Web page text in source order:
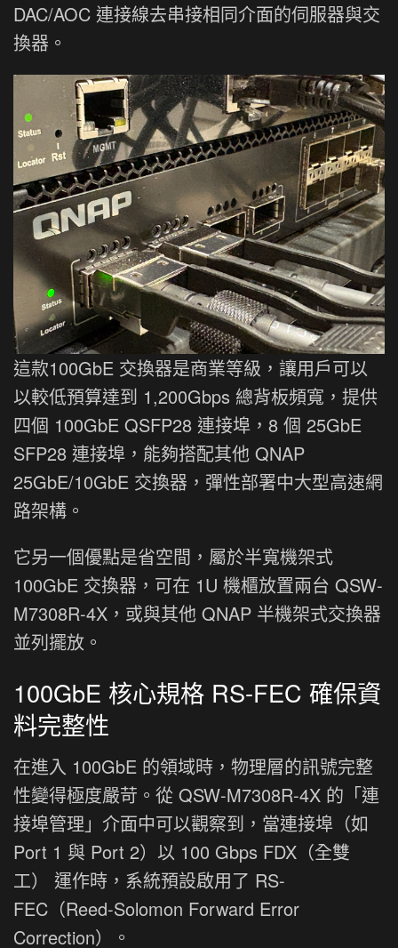
DAC/AOC 連接線去串接相同介面的伺服器與交
換器。
這款100GbE 交換器是商業等級，讓用戶可以
以較低預算達到 1,200Gbps 總背板頻寬，提供
四個 100GbE QSFP28 連接埠，8 個 25GbE
SFP28 連接埠，能夠搭配其他 QNAP
25GbE/10GbE 交換器，彈性部署中大型高速網
路架構。
它另一個優點是省空間，屬於半寬機架式
100GbE 交換器，可在 1U 機櫃放置兩台 QSW-
M7308R-4X，或與其他 QNAP 半機架式交換器
並列擺放。
100GbE 核心規格 RS-FEC 確保資
料完整性
在進入 100GbE 的領域時，物理層的訊號完整
性變得極度嚴苛。從 QSW-M7308R-4X 的「連
接埠管理」介面中可以觀察到，當連接埠（如
Port 1 與 Port 2）以 100 Gbps FDX（全雙
工） 運作時，系統預設啟用了 RS-
FEC（Reed-Solomon Forward Error
Correction）。